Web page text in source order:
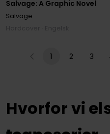
Salvage: A Graphic Novel
Salvage
1 2 3
Hvorfor vi